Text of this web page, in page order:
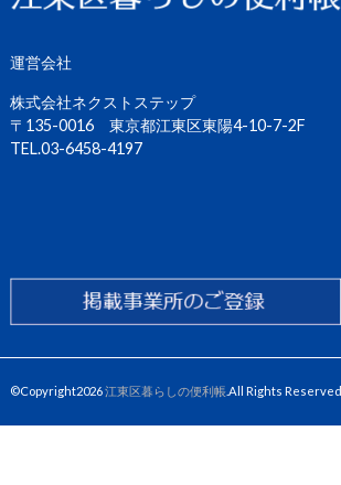
運営会社
株式会社ネクストステップ
〒135-0016 東京都江東区東陽4-10-7-2F
TEL.03-6458-4197
©Copyright2026江東区暮らしの便利帳.All Rights Reserved.